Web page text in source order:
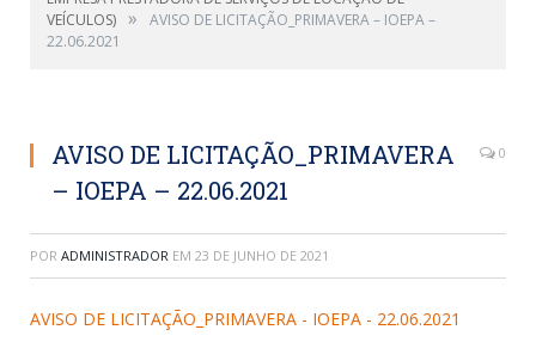
VEÍCULOS) »
AVISO DE LICITAÇÃO_PRIMAVERA – IOEPA –
22.06.2021
AVISO DE LICITAÇÃO_PRIMAVERA
– IOEPA – 22.06.2021
0
POR ADMINISTRADOR EM 23 DE JUNHO DE 2021
AVISO DE LICITAÇÃO_PRIMAVERA - IOEPA - 22.06.2021